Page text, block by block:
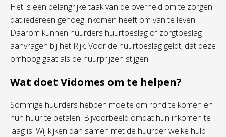
Het is een belangrijke taak van de overheid om te zorgen
dat iedereen genoeg inkomen heeft om van te leven.
Daarom kunnen huurders huurtoeslag of zorgtoeslag
aanvragen bij het Rijk. Voor de huurtoeslag geldt, dat deze
omhoog gaat als de huurprijzen stijgen.
Wat doet Vidomes om te helpen?
Sommige huurders hebben moeite om rond te komen en
hun huur te betalen. Bijvoorbeeld omdat hun inkomen te
laag is. Wij kijken dan samen met de huurder welke hulp